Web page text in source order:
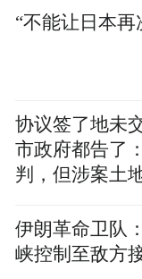
他介绍，武汉
什、比什凯
品牌运营中
送到沿线消
造”汽车持续
“不能让日本再
协议签了地未
市政府都告了
判，但涉案土
伊朗革命卫队
峡控制至敌方